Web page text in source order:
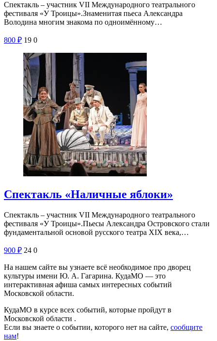
Спектакль – участник VII Международного театрального
фестиваля «У Троицы».Знаменитая пьеса Александра
Володина многим знакома по одноимённому…
800 ₽ 19 0
Спектакль «Наличные яблоки»
Спектакль – участник VII Международного театрального
фестиваля «У Троицы». Пьесы Александра Островского стали
фундаментальной основой русского театра XIX века,…
900 ₽ 24 0
На нашем сайте вы узнаете всё необходимое про дворец
культуры имени Ю. А. Гагарина. КудаМО — это
интерактивная афиша самых интересных событий
Московской области.
КудаМО в курсе всех событий, которые пройдут в
Московской области .
Если вы знаете о событии, которого нет на сайте, сообщите
нам!